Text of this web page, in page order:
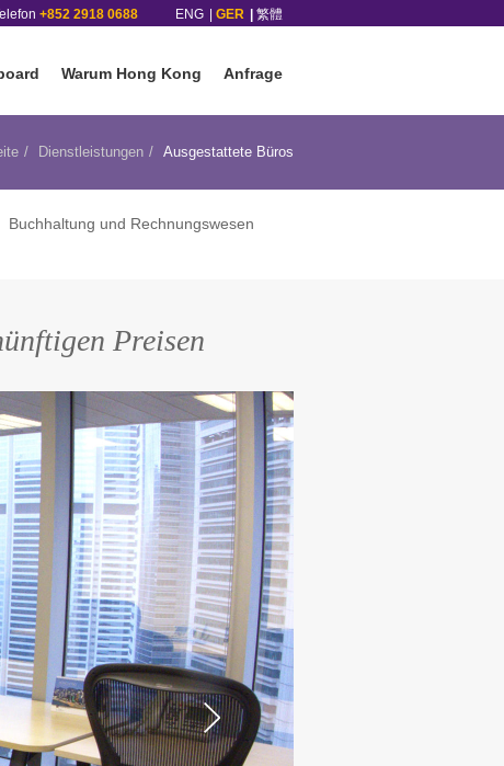
+852 2918 0688 ENG GER 繁體
Warum Hong Kong Anfrage
Dienstleistungen Ausgestattete Büros
Buchhaltung und Rechnungswesen
Preisen